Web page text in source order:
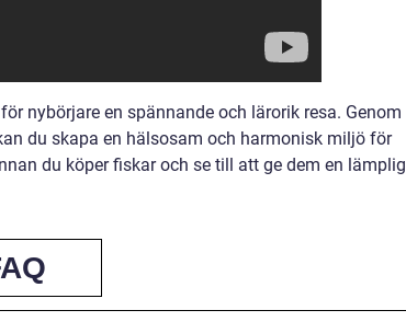
nybörjare en spännande och lärorik resa. Genom
du skapa en hälsosam och harmonisk miljö för
du köper fiskar och se till att ge dem en lämplig